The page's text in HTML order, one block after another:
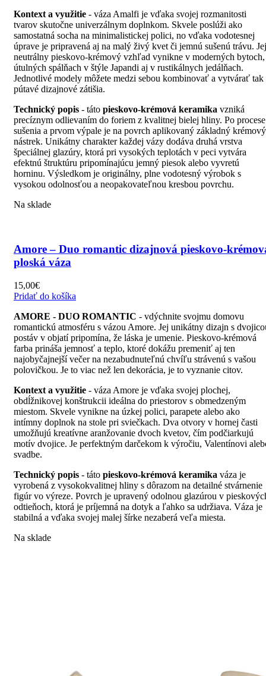
Kontext a využitie - váza Amalfi je vďaka svojej rozmanitosti
tvarov skutočne univerzálnym doplnkom. Skvele poslúži ako
samostatná socha na minimalistickej polici, no vďaka vodotesnej
úprave je pripravená aj na malý živý kvet či jemnú sušenú trávu. Jej
neutrálny pieskovo-krémový vzhľad vynikne v moderných bytoch,
útulných spálňach v štýle Japandi aj v rustikálnych jedálňach.
Jednotlivé modely môžete medzi sebou kombinovať a vytvárať tak
pútavé dizajnové zátišia.
Technický popis - táto pieskovo-krémová keramika vzniká
precíznym odlievaním do foriem z kvalitnej bielej hliny. Po procese
sušenia a prvom výpale je na povrch aplikovaný základný krémový
nástrek. Unikátny charakter každej vázy dodáva druhá vrstva
špeciálnej glazúry, ktorá pri vysokých teplotách v peci vytvára
efektnú štruktúru pripomínajúcu jemný piesok alebo vyvretú
horninu. Výsledkom je originálny, plne vodotesný výrobok s
vysokou odolnosťou a neopakovateľnou kresbou povrchu.
Na sklade
Amore – Duo romantic dizajnová pieskovo-
ploská váza
15,00€
Pridať do košíka
AMORE - DUO ROMANTIC - vdýchnite svojmu domovu
romantickú atmosféru s vázou Amore. Jej unikátny dizajn s
postáv v objatí pripomína, že láska je umenie. Pieskovo-krémová
farba prináša jemnosť a teplo, ktoré dokážu premeniť aj ten
najobyčajnejší večer na nezabudnuteľnú chvíľu strávenú s vašou
polovičkou. Je to viac než len dekorácia, je to vyznanie citov.
Kontext a využitie - váza Amore je vďaka svojej plochej,
obdĺžnikovej konštrukcii ideálna do priestorov s obmedzeným
miestom. Skvele vynikne na úzkej polici, parapete alebo ako
intímny doplnok na stole pri sviečkach. Dva otvory v hornej časti
umožňujú kreatívne aranžovanie dvoch kvetov, čím podčiarkujú
motív dvojice. Je perfektným darčekom k výročiu, Valentínovi
svadbe.
Technický popis - táto pieskovo-krémová keramika váza je
vyrobená z vysokokvalitnej hliny s dôrazom na detailné stvárnenie
figúr vo výreze. Povrch je upravený odolnou glazúrou v
odtieňoch, ktorá je príjemná na dotyk a ľahko sa udržiava. Váza je
stabilná a vďaka svojej malej šírke nezaberá veľa miesta.
Na sklade